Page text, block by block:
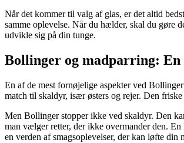
Når det kommer til valg af glas, er det altid
samme oplevelse. Når du hælder, skal du gøre
udvikle sig på din tunge.
Bollinger og madparring:
En af de mest fornøjelige aspekter ved
match til skaldyr, især østers og rejer. Den
Men Bollinger stopper ikke ved skaldyr. Den
man vælger retter, der ikke overmander den.
en verden af smagsoplevelser, der kan løfte din